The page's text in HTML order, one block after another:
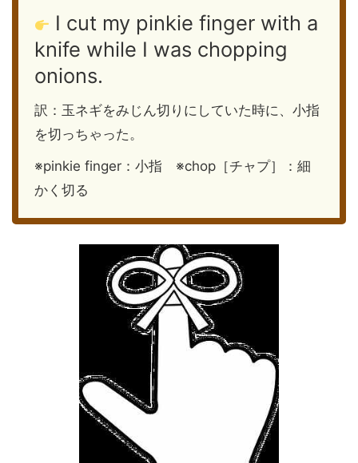
I cut my pinkie finger with a
knife while I was chopping
onions.
訳：玉ネギをみじん切りにしていた時に、小指
を切っちゃった。
※pinkie finger：小指 ※chop［チャプ］：細
かく切る